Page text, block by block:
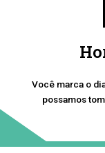
Você marca o
possamos